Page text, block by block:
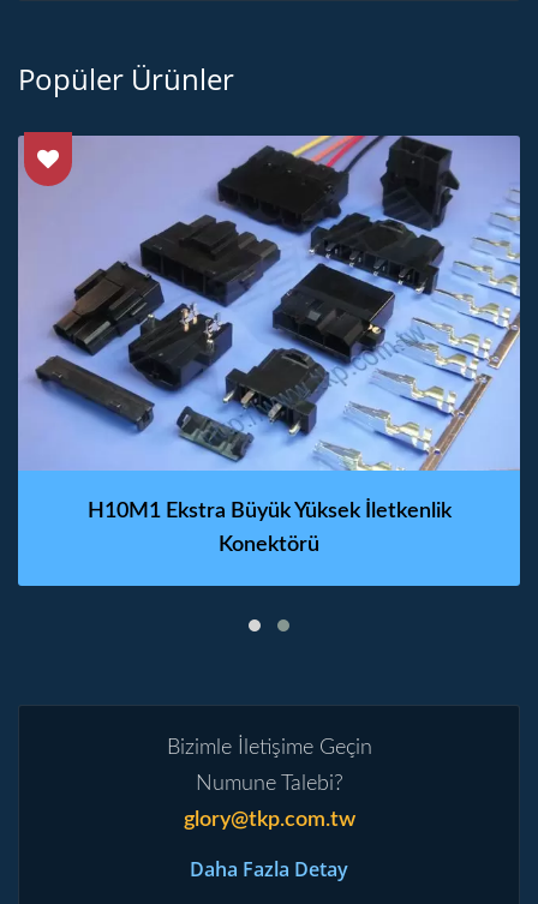
Popüler Ürünler
H10M1 Ekstra Büyük Yüksek İletkenlik
Konektörü
Bizimle İletişime Geçin
Numune Talebi?
glory@tkp.com.tw
Daha Fazla Detay